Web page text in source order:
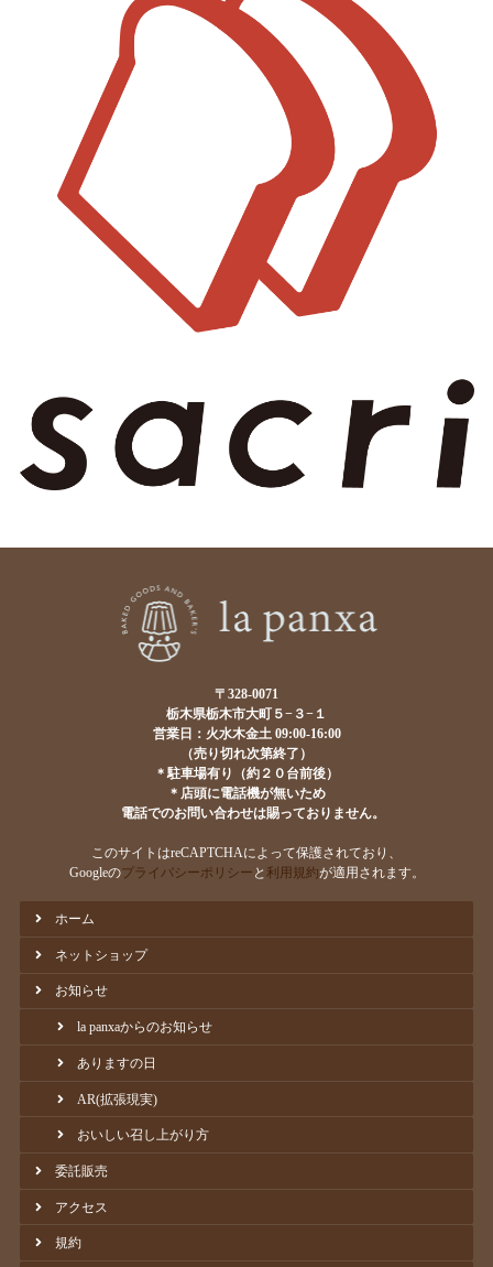
〒328-0071
栃木県栃木市大町５−３−１
営業日：火水木金土 09:00-16:00
（売り切れ次第終了）
＊駐車場有り（約２０台前後）
＊店頭に電話機が無いため
電話でのお問い合わせは賜っておりません。
このサイトはreCAPTCHAによって保護されており、
Googleのプライバシーポリシー と 利用規約が適用されます。
ホーム
ネットショップ
お知らせ
la panxaからのお知らせ
ありますの日
AR(拡張現実)
おいしい召し上がり方
委託販売
アクセス
規約